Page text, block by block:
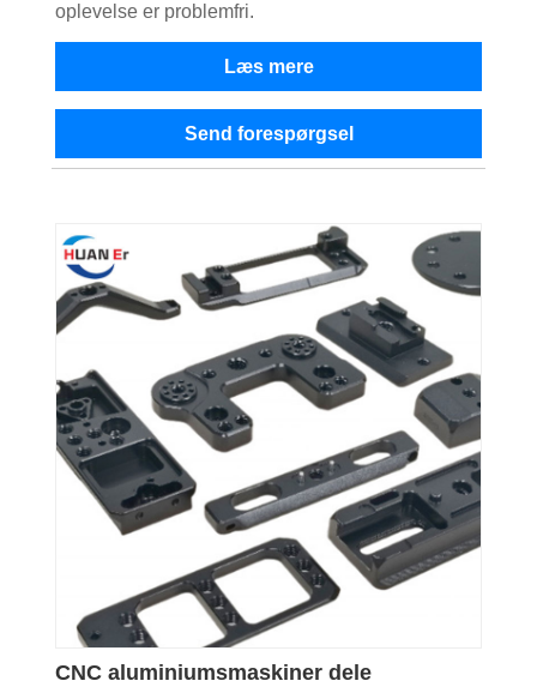
oplevelse er problemfri.
Læs mere
Send forespørgsel
CNC aluminiumsmaskiner dele